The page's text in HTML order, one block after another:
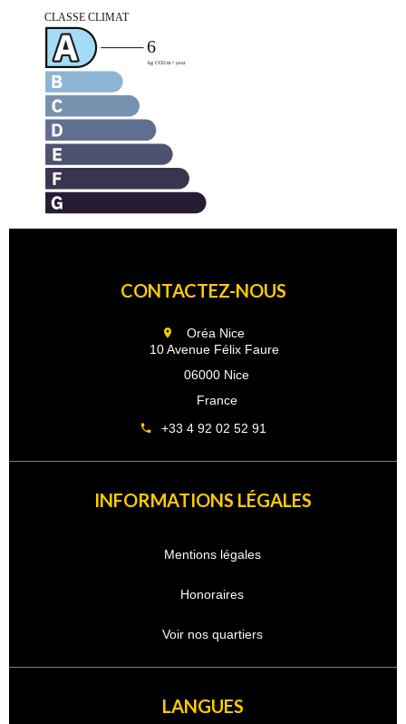
CONTACTEZ-NOUS
Oréa Nice
10 Avenue Félix Faure
06000 Nice
France
+33 4 92 02 52 91
INFORMATIONS LÉGALES
Mentions légales
Honoraires
Voir nos quartiers
LANGUES